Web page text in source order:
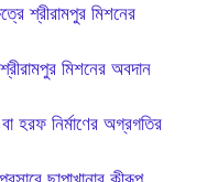
শ্রীরামপুর মিশনের
মিশনের অবদান
হরফ নির্মাণের অগ্রগতির